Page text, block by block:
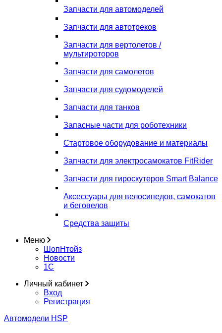
Запчасти для автомоделей
Запчасти для автотреков
Запчасти для вертолетов /
мультироторов
Запчасти для самолетов
Запчасти для судомоделей
Запчасти для танков
Запасные части для роботехники
Стартовое оборудование и материалы
Запчасти для электросамокатов FitRider
Запчасти для гироскутеров Smart Balance
Аксессуары для велосипедов, самокатов
и беговелов
Средства защиты
Меню
ШопНтойз
Новости
1C
Личный кабинет
Вход
Регистрация
Автомодели HSP